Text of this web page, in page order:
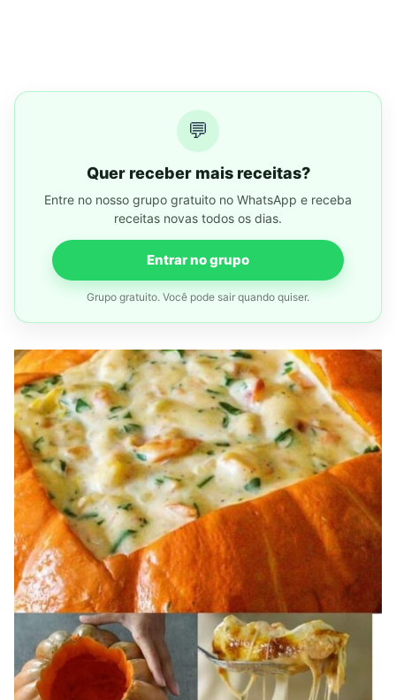
💬
Quer receber mais receitas?
Entre no nosso grupo gratuito no WhatsApp e receba
receitas novas todos os dias.
Entrar no grupo
Grupo gratuito. Você pode sair quando quiser.